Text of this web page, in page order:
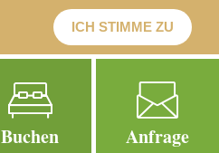
Buchen Anfrage